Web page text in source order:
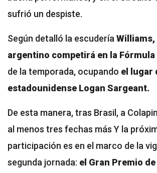
sufrió un despiste.
Según detalló la escuderíaWilliams,
argentino competirá en la Fórmula
de la temporada, ocupando el lugar
estadounidense Logan Sargeant.
De esta manera, tras Brasil, a
al menos tres fechas más Y la
participación es en el marco de la
segunda jornada: el Gran Premio